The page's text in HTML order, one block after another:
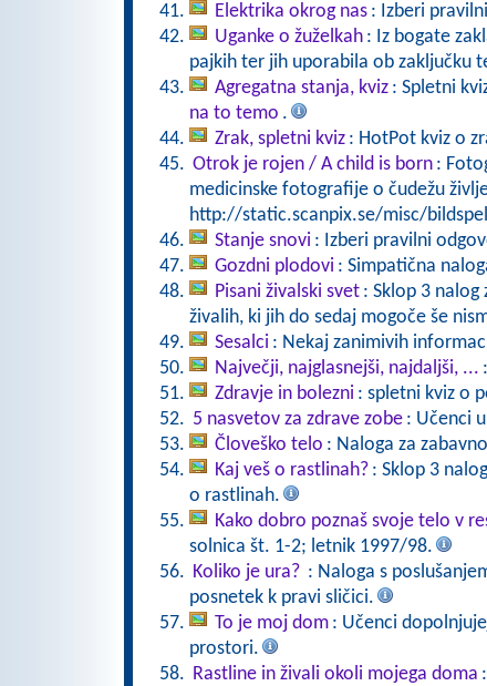
Elektrika okrog nas : Izberi
Uganke o žuželkah : Iz bogate
pajkih ter jih uporabila ob zaključku
Agregatna stanja, kviz : Spletni
na to temo .
Zrak, spletni kviz : HotPot kviz o
Otrok je rojen / A child is born :
medicinske fotografije o čudežu
http://static.scanpix.se/misc/
Stanje snovi : Izberi pravilni
Gozdni plodovi : Simpatična
Pisani živalski svet : Sklop 3
živalih, ki jih do sedaj mogoče še
Sesalci : Nekaj zanimivih
Največji, najglasnejši, najdaljši, ...
Zdravje in bolezni : spletni kviz o
5 nasvetov za zdrave zobe : Učenci
Človeško telo : Naloga za
Kaj veš o rastlinah? : Sklop 3
o rastlinah.
Kako dobro poznaš svoje telo v
solnica št. 1-2; letnik 1997/98.
Koliko je ura? : Naloga s
posnetek k pravi sličici.
To je moj dom : Učenci
prostori.
Rastline in živali okoli mojega doma